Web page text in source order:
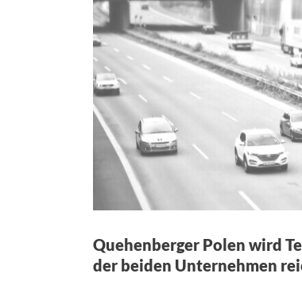
Quehenberger Polen wird
der beiden Unternehmen